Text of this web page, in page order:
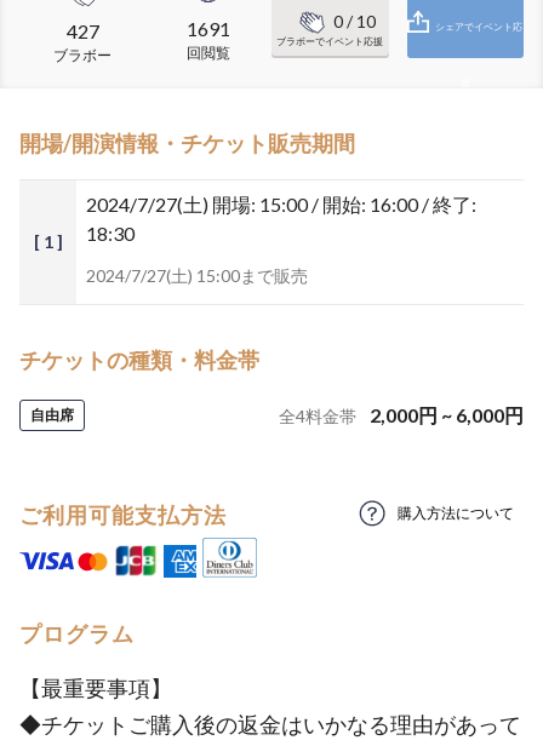
427
ブラボー
1691
回閲覧
0/ 10
ブラボーでイベント応援
シェアでイベント応
開場/開演情報・チケット販売期間
[ 1 ]
2024/7/27(土) 開場: 15:00 / 開始: 16:00 / 終了:
18:30
2024/7/27(土) 15:00まで販売
チケットの種類・料金帯
自由席 全4料金帯 2,000円 ~ 6,000円
ご利用可能支払方法 購入方法について
プログラム
【最重要事項】
◆チケットご購入後の返金はいかなる理由があって